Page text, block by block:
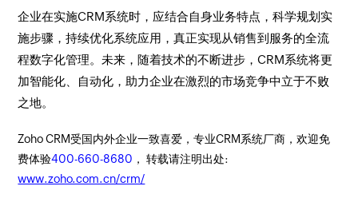
企业在实施CRM系统时，应结合自身业务特点，科学规划实
施步骤，持续优化系统应用，真正实现从销售到服务的全流
程数字化管理。未来，随着技术的不断进步，CRM系统将更
加智能化、自动化，助力企业在激烈的市场竞争中立于不败
之地。
Zoho CRM受国内外企业一致喜爱，专业CRM系统厂商，欢迎免
费体验400-660-8680 ， 转载请注明出处:
www.zoho.com.cn/crm/